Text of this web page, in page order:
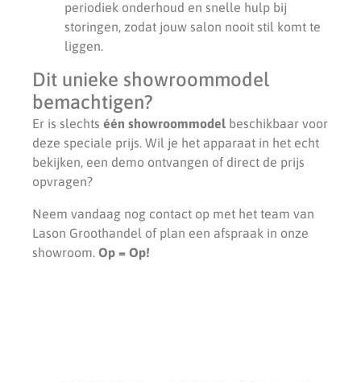
periodiek onderhoud en snelle hulp bij
storingen, zodat jouw salon nooit stil komt te
liggen.
Dit unieke showroommodel
bemachtigen?
Er is slechts één showroommodel beschikbaar voor
deze speciale prijs. Wil je het apparaat in het echt
bekijken, een demo ontvangen of direct de prijs
opvragen?
Neem vandaag nog contact op met het team van
Lason Groothandel of plan een afspraak in onze
showroom. Op = Op!